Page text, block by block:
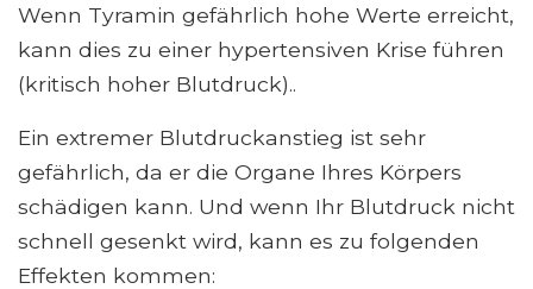
Wenn Tyramin gefährlich hohe Werte erreicht,
kann dies zu einer hypertensiven Krise führen
(kritisch hoher Blutdruck)..
Ein extremer Blutdruckanstieg ist sehr
gefährlich, da er die Organe Ihres Körpers
schädigen kann. Und wenn Ihr Blutdruck nicht
schnell gesenkt wird, kann es zu folgenden
Effekten kommen: